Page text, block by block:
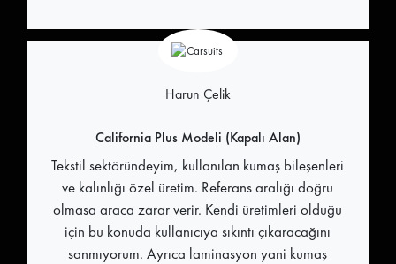
Harun Çelik
California Plus Modeli (Kapalı Alan)
Tekstil sektöründeyim, kullanılan kumaş bileşenleri
ve kalınlığı özel üretim. Referans aralığı doğru
olmasa araca zarar verir. Kendi üretimleri olduğu
için bu konuda kullanıcıya sıkıntı çıkaracağını
sanmıyorum. Ayrıca laminasyon yani kumaş